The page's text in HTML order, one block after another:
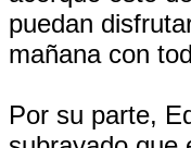
puedan
mañana con
Por su parte,